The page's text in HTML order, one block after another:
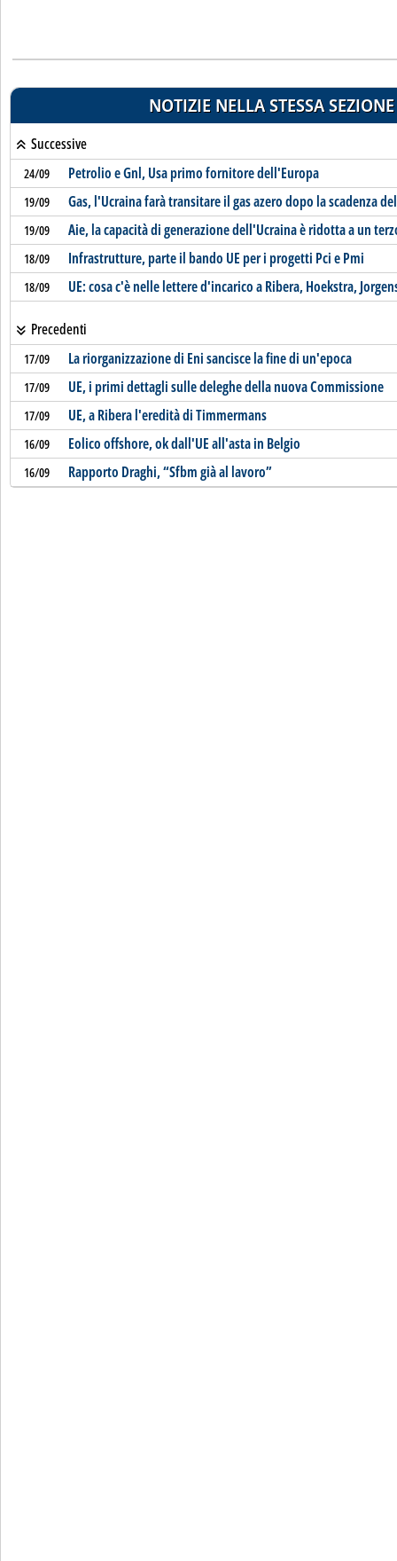
NOTIZIE NELLA STESSA SEZIONE
Successive
24/09 Petrolio e Gnl, Usa primo fornitore dell'Europa
19/09 Gas, l'Ucraina farà transitare il gas azero dopo la scadenza
19/09 Aie, la capacità di generazione dell'Ucraina è ridotta a un
18/09 Infrastrutture, parte il bando UE per i progetti Pci e Pmi
18/09 UE: cosa c'è nelle lettere d'incarico a Ribera, Hoekstra,
Precedenti
17/09 La riorganizzazione di Eni sancisce la fine di un'epoca
17/09 UE, i primi dettagli sulle deleghe della nuova Commissione
17/09 UE, a Ribera l'eredità di Timmermans
16/09 Eolico offshore, ok dall'UE all'asta in Belgio
16/09 Rapporto Draghi, “Sfbm già al lavoro”